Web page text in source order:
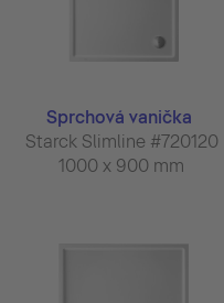
Sprchová vanička
Starck Slimline #720120
1000 x 900 mm